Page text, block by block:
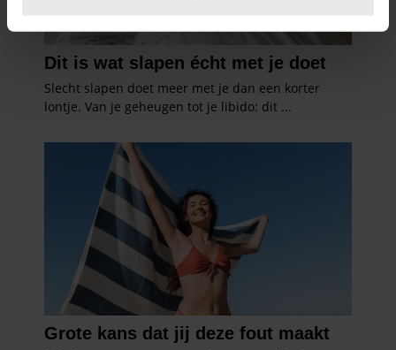
intrekken in de Cookieverklaring.
We gebruiken cookies om content en advertenties te
personaliseren, om functies voor social media te bieden
en om ons websiteverkeer te analyseren. Ook delen we
partners voor social media, adverteren en analyse. Deze
partners kunnen deze gegevens combineren met andere
informatie die u aan ze heeft verstrekt of die ze hebben
verzameld op basis van uw gebruik van hun services. U
gaat akkoord met onze cookies als u onze website blijft
gebruiken.